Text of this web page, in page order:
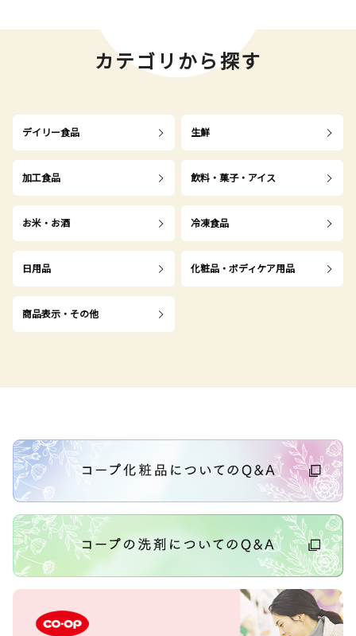
カテゴリから探す
デイリー食品 生鮮
加工食品 飲料・菓子・アイス
お米・お酒 冷凍食品
日用品 化粧品・ボディケア用品
商品表示・その他